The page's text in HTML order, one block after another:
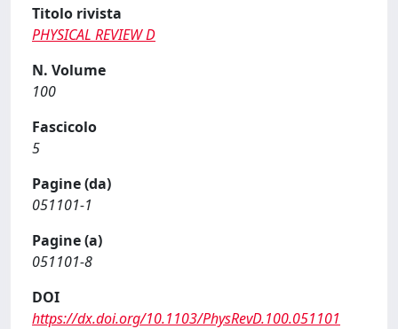
Titolo rivista
PHYSICAL REVIEW D
N. Volume
100
Fascicolo
5
Pagine (da)
051101-1
Pagine (a)
051101-8
DOI
https://dx.doi.org/10.1103/PhysRevD.100.051101